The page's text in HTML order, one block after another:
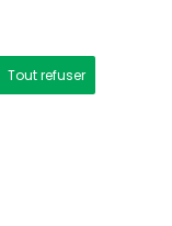
Tout refuser